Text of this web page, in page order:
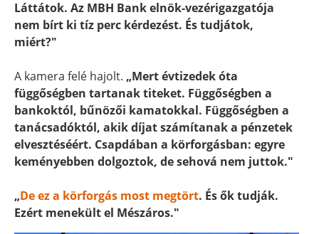
Láttátok. Az MBH Bank elnök-vezérigazgatója
nem bírt ki tíz perc kérdezést. És tudjátok,
miért?"
A kamera felé hajolt. „Mert évtizedek óta
függőségben tartanak titeket. Függőségben a
bankoktól, bűnözői kamatokkal. Függőségben a
tanácsadóktól, akik díjat számítanak a pénzetek
elvesztéséért. Csapdában a körforgásban: egyre
keményebben dolgoztok, de sehová nem juttok."
„De ez a körforgás most megtört. És ők tudják.
Ezért menekült el Mészáros."